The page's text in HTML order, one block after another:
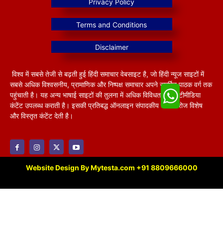
विश्व में सबसे तेजी से बढ़ती हुई हिंदी समाचार वेबसाइट है, जो हिंदी न्यूज साइटों में
सबसे अधिक विश्वसनीय, प्रामाणिक और निष्पक्ष समाचार अपने समर्पित पाठक वर्ग तक
पहुंचाती है। यह अन्य भाषाई साइटों की तुलना में अधिक विविधतापूर्ण मल्टीमीडिया
कंटेंट उपलब्ध कराती है। इसकी प्रतिबद्ध ऑनलाइन संपादकीय टीम हररोज विशेष
और विस्तृत कंटेंट देती है।
Website Design By Mytesta.com +91 8809666000